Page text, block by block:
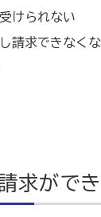
けられない
請求できなく
求がで